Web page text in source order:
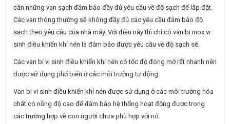
cần những van sạch đảm bảo đầy đủ yêu cầu về độ sạch để lắp đặt.
Các van thông thường sẽ không đầy đủ các yêu cầu đảm bảo độ
sạch theo yêu cầu của nhà máy. Với điều này thì chỉ có van bi inox vi
sinh điều khiển khí nén là đảm bảo được yêu cầu về độ sạch sẽ.
Các van bi vi sinh điều khiển khí nén có tốc độ đóng mở rất nhanh nên
được sử dụng phổ biến ở các môi trường tự động.
Van bi vi sinh điều khiển khí nén được sử dụng ở các môi trường hóa
chất có nồng độ cao để đảm bảo hệ thống hoạt động được trong
các trường hợp về con người chưa phù hợp với nó.